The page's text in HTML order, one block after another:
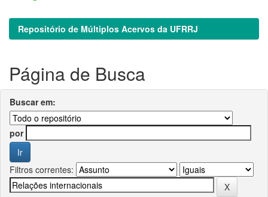
Repositório de Múltiplos Acervos da UFRRJ
Página de Busca
Buscar em:
por
Filtros correntes: